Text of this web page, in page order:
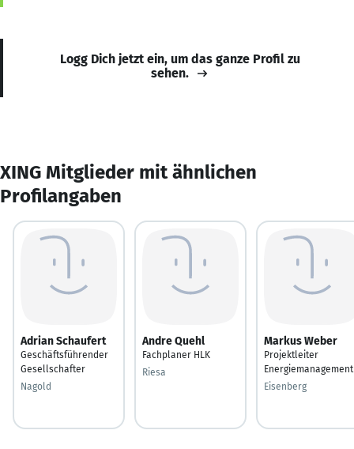
Logg Dich jetzt ein, um das ganze Profil zu
sehen.
XING Mitglieder mit ähnlichen
Profilangaben
Adrian Schaufert
Geschäftsführender
Gesellschafter
Nagold
Andre Quehl
Fachplaner HLK
Riesa
Markus Weber
Projektleiter
Energiemanagement
Eisenberg